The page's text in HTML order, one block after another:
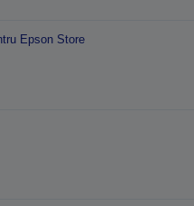
Epson Store